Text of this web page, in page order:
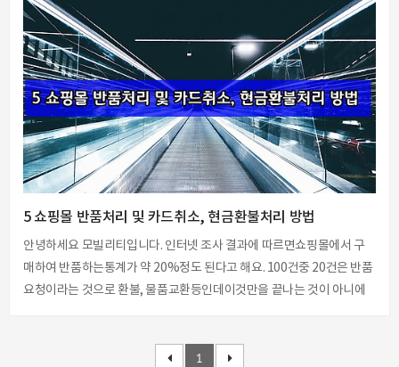
5 쇼핑몰 반품처리 및 카드취소, 현금환불처리 방법
안녕하세요 모빌리티입니다. 인터넷 조사 결과에 따르면쇼핑몰에서 구
매하여 반품하는통계가 약 20%정도 된다고 해요. 100건중 20건은 반품
요청이라는 것으로 환불, 물품교환등인데이것만을 끝나는 것이 아니에
어지게되는악순환으로 이어져요. 전자상거래법에 의거고객과 서비스 업
1